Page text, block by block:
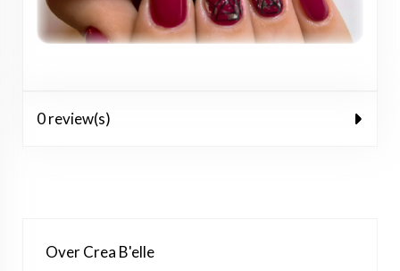
0 review(s)
Over Crea B'elle